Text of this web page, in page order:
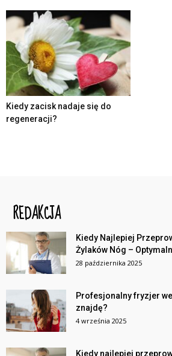
Kiedy zacisk nadaje się do
regeneracji?
REDAKCJA
Kiedy Najlepiej
Żylaków Nóg –
28 października 2025
Profesjonalny fryzjer
znajdę?
4 września 2025
Kiedy najlepiej